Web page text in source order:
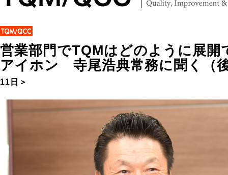
営業部門でTQMはどのように展
アイホン 寺尾浩典常務に聞く（
11日＞